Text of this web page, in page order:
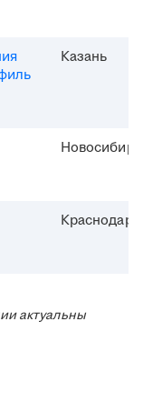
Казань
Краснодар
актуальны